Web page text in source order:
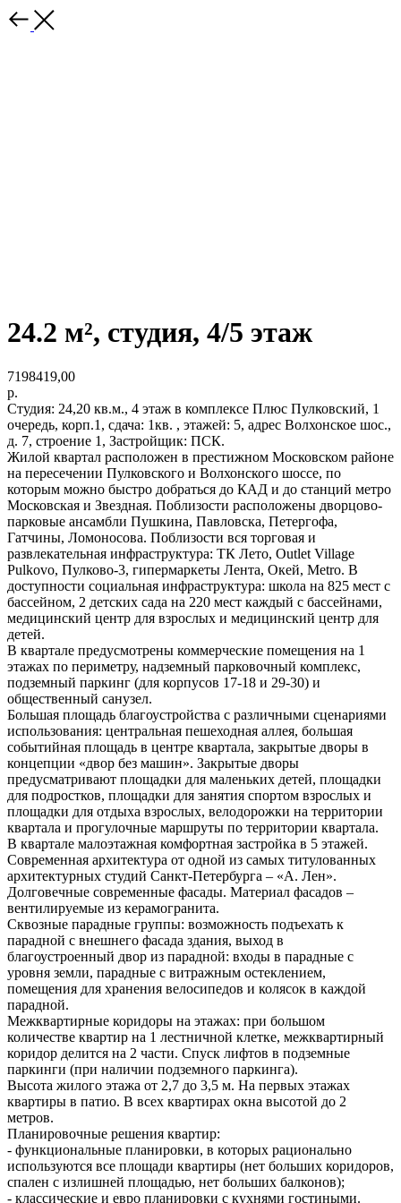
24.2 м², студия, 4/5 этаж
7198419,00
р.
Студия: 24,20 кв.м., 4 этаж в комплексе Плюс Пулковский, 1
очередь, корп.1, сдача: 1кв. , этажей: 5, адрес Волхонское шос.,
д. 7, строение 1, Застройщик: ПСК.
Жилой квартал расположен в престижном Московском районе
на пересечении Пулковского и Волхонского шоссе, по
которым можно быстро добраться до КАД и до станций метро
Московская и Звездная. Поблизости расположены дворцово-
парковые ансамбли Пушкина, Павловска, Петергофа,
Гатчины, Ломоносова. Поблизости вся торговая и
развлекательная инфраструктура: ТК Лето, Outlet Village
Pulkovo, Пулково-3, гипермаркеты Лента, Окей, Metro. В
доступности социальная инфраструктура: школа на 825 мест с
бассейном, 2 детских сада на 220 мест каждый с бассейнами,
медицинский центр для взрослых и медицинский центр для
детей.
В квартале предусмотрены коммерческие помещения на 1
этажах по периметру, надземный парковочный комплекс,
подземный паркинг (для корпусов 17-18 и 29-30) и
общественный санузел.
Большая площадь благоустройства с различными сценариями
использования: центральная пешеходная аллея, большая
событийная площадь в центре квартала, закрытые дворы в
концепции «двор без машин». Закрытые дворы
предусматривают площадки для маленьких детей, площадки
для подростков, площадки для занятия спортом взрослых и
площадки для отдыха взрослых, велодорожки на территории
квартала и прогулочные маршруты по территории квартала.
В квартале малоэтажная комфортная застройка в 5 этажей.
Современная архитектура от одной из самых титулованных
архитектурных студий Санкт-Петербурга – «А. Лен».
Долговечные современные фасады. Материал фасадов –
вентилируемые из керамогранита.
Сквозные парадные группы: возможность подъехать к
парадной с внешнего фасада здания, выход в
благоустроенный двор из парадной: входы в парадные с
уровня земли, парадные с витражным остеклением,
помещения для хранения велосипедов и колясок в каждой
парадной.
Межквартирные коридоры на этажах: при большом
количестве квартир на 1 лестничной клетке, межквартирный
коридор делится на 2 части. Спуск лифтов в подземные
паркинги (при наличии подземного паркинга).
Высота жилого этажа от 2,7 до 3,5 м. На первых этажах
квартиры в патио. В всех квартирах окна высотой до 2
метров.
Планировочные решения квартир:
- функциональные планировки, в которых рационально
используются все площади квартиры (нет больших коридоров,
спален с излишней площадью, нет больших балконов);
- классические и евро планировки с кухнями гостиными.